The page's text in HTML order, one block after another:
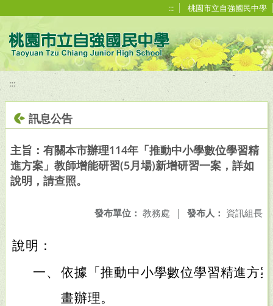
::: 桃園市立自強國民中學
:::
訊息公告
主旨：有關本市辦理114年「推動中小學數位學習精
進方案」教師增能研習(5月場)新增研習一案，詳如
說明，請查照。
發布人： 資訊組長
發布單位： 教務處 |
說明：
一、 依據「推動中小學數位學習精進方
畫辦理。